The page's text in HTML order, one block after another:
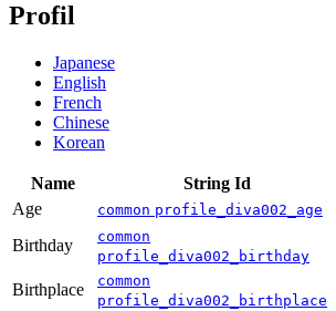
Profil
Japanese
English
French
Chinese
Korean
Name String Id
Age
common profile_diva002_age
Birthday
common
profile_diva002_birthday
Birthplace
common
profile_diva002_birthplace